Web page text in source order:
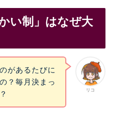
い制」はなぜ大
リコ
があるたびに
？毎月決まっ